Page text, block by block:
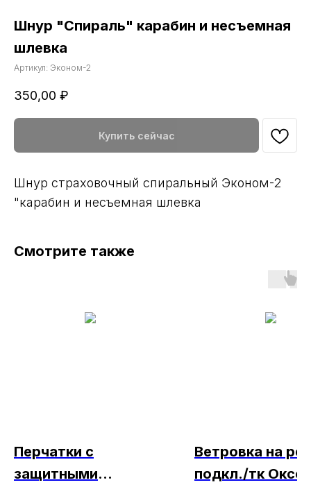
Шнур "Спираль" карабин и несъемная
шлевка
Артикул: Эконом-2
350,00 ₽
Купить сейчас
Шнур страховочный спиральный Эконом-2
"карабин и несъемная шлевка
Смотрите также
Перчатки с
защитными
Ветровка на
подкл./тк